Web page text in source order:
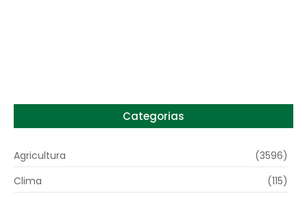
Categorias
Agricultura
(3596)
Clima
(115)